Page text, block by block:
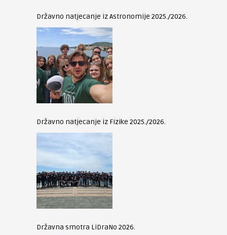
Državno natjecanje iz Astronomije 2025./2026.
Državno natjecanje iz Fizike 2025./2026.
Državna smotra LiDraNo 2026.